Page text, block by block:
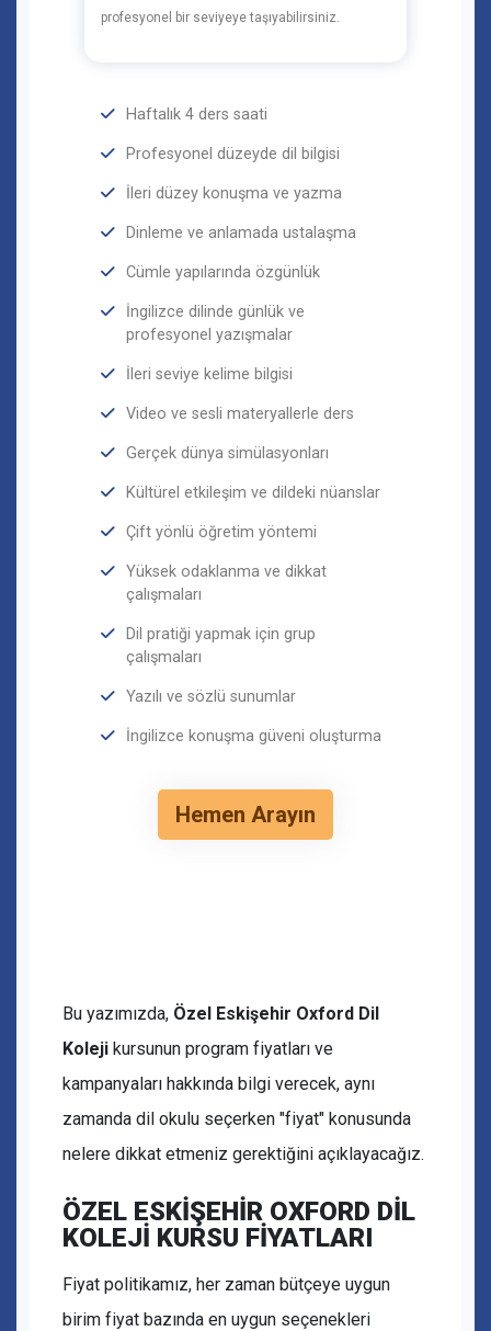
profesyonel bir seviyeye taşıyabilirsiniz.
Haftalık 4 ders saati
Profesyonel düzeyde dil bilgisi
İleri düzey konuşma ve yazma
Dinleme ve anlamada ustalaşma
Cümle yapılarında özgünlük
İngilizce dilinde günlük ve
profesyonel yazışmalar
İleri seviye kelime bilgisi
Video ve sesli materyallerle ders
Gerçek dünya simülasyonları
Kültürel etkileşim ve dildeki nüanslar
Çift yönlü öğretim yöntemi
Yüksek odaklanma ve dikkat
çalışmaları
Dil pratiği yapmak için grup
çalışmaları
Yazılı ve sözlü sunumlar
İngilizce konuşma güveni oluşturma
Hemen Arayın
Bu yazımızda, Özel Eskişehir Oxford Dil
Koleji kursunun program fiyatları ve
kampanyaları hakkında bilgi verecek, aynı
zamanda dil okulu seçerken "fiyat" konusunda
nelere dikkat etmeniz gerektiğini açıklayacağız.
ÖZEL ESKİŞEHİR OXFORD DİL
KOLEJİ KURSU FİYATLARI
Fiyat politikamız, her zaman bütçeye uygun
birim fiyat bazında en uygun seçenekleri